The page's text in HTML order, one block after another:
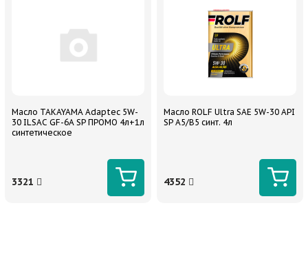
Масло TAKAYAMA Adaptec 5W-
30 ILSAC GF-6A SP ПРОМО 4л+1л
синтетическое
3321
Масло ROLF Ultra SAE 5W-30 API
SP A5/B5 синт. 4л
4352